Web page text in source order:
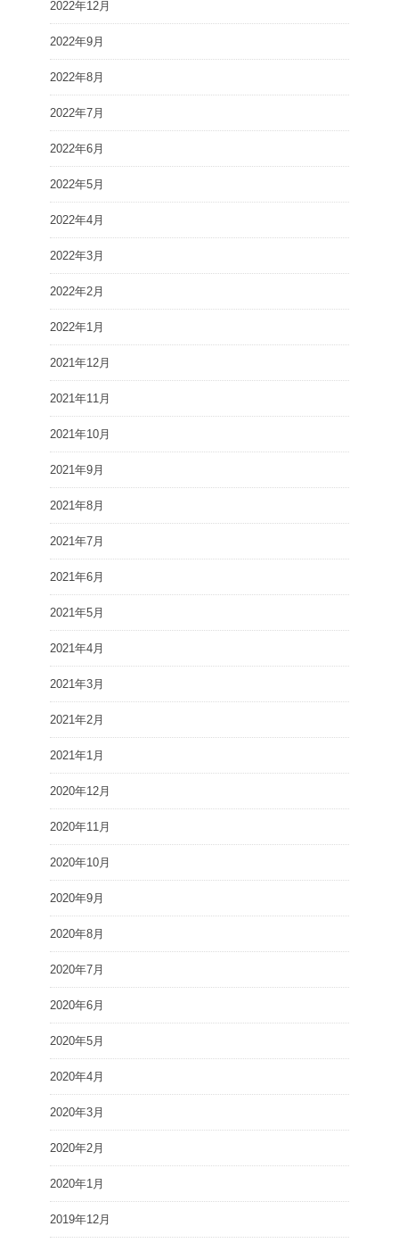
2022年12月
2022年9月
2022年8月
2022年7月
2022年6月
2022年5月
2022年4月
2022年3月
2022年2月
2022年1月
2021年12月
2021年11月
2021年10月
2021年9月
2021年8月
2021年7月
2021年6月
2021年5月
2021年4月
2021年3月
2021年2月
2021年1月
2020年12月
2020年11月
2020年10月
2020年9月
2020年8月
2020年7月
2020年6月
2020年5月
2020年4月
2020年3月
2020年2月
2020年1月
2019年12月